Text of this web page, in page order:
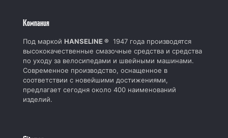
Kомпания
Под маркой HANSELINE ® 1947 года производятся
высококачественные смазочные средства и средства
по уходу за велосипедами и швейными машинами.
Современное производство, оснащенное в
соответствии с новейшими достижениями,
предлагает сегодня около 400 наименований
изделий.